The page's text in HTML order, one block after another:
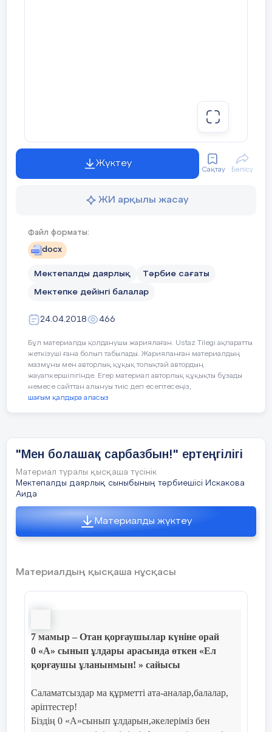
Жүктеу
Сақтау Бөлісу
ЖИ арқылы жасау
Файл форматы:
docx
Мектепалды даярлық Тәрбие сағаты
Мектепке дейінгі балалар
24.04.2018 466
Бұл материалды қолданушы жариялаған. Ustaz Tilegi ақпаратты
жеткізуші ғана болып табылады. Жарияланған материалдың
мазмұны мен авторлық құқық толықтай автордың
жауапкершілігінде. Егер материал авторлық құқықты бұзады
немесе сайттан алынуы тиіс деп есептесеңіз,
шағым қалдыра аласыз
"Мен болашақ сарбазбын!" ертеңгілігі
Материал туралы қысқаша түсінік
Мектепалды даярлық сыныбының тәрбиешісі Искакова
Аида
Материалды жүктеу
Материалдың қысқаша нұсқасы
7 мамыр – Отан қорғаушылар күніне орай
0 «А» сынып ұлдары арасында өткен «Ел
қорғаушы ұланынмын! » сайысы
Саламатсыздар ма құрметті ата-аналар,балалар,
әріптестер!
Біздің 0 «A»сынып ұлдарын,әкелеріміз бен